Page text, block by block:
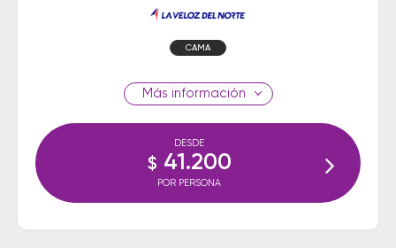
CAMA
información
DESDE
$ 41.200
POR PERSONA